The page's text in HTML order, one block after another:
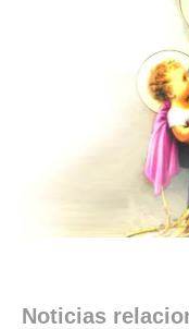
Noticias